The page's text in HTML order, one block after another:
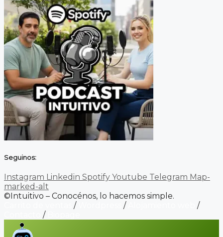
Seguinos:
Instagram Linkedin Spotify Youtube Telegram Map-
marked-alt
©Intuitivo – Conocénos, lo hacemos simple.
/ /
/
/